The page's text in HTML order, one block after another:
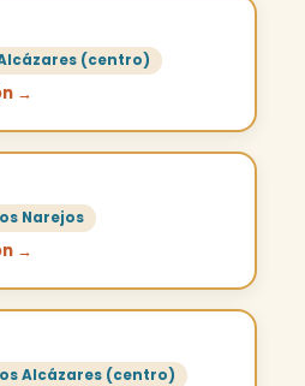
(centro)
→
Narejos
→
Alcázares (centro)